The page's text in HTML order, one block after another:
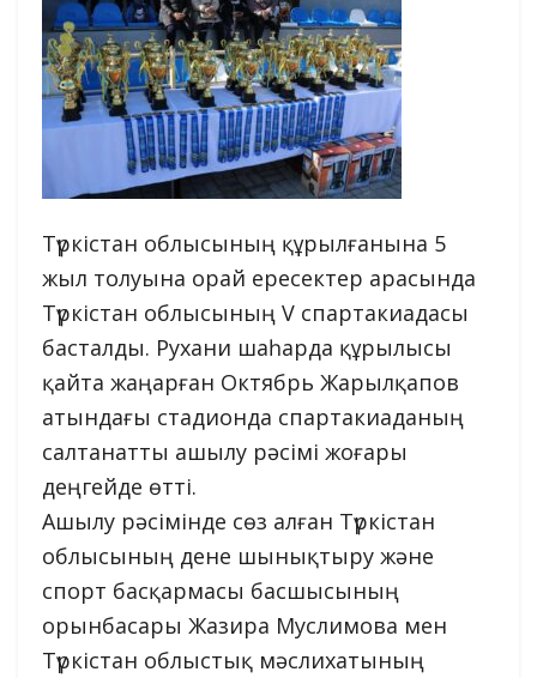
Түркістан облысының құрылғанына 5
жыл толуына орай ересектер арасында
Түркістан облысының V спартакиадасы
басталды. Рухани шаһарда құрылысы
қайта жаңарған Октябрь Жарылқапов
атындағы стадионда спартакиаданың
салтанатты ашылу рәсімі жоғары
деңгейде өтті.
Ашылу рәсімінде сөз алған Түркістан
облысының дене шынықтыру және
спорт басқармасы басшысының
орынбасары Жазира Муслимова мен
Түркістан облыстық мәслихатының